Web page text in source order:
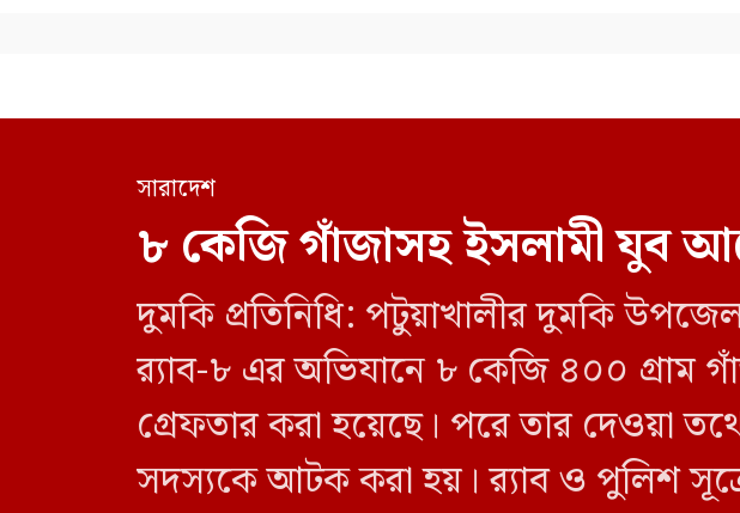
সারাদেশ
৮ কেজি গাঁজাসহ ইসলামী যুব
দুমকি প্রতিনিধি: পটুয়াখালীর দুমকি
র‍্যাব-৮ এর অভিযানে ৮ কেজি ৪০০ গ্রাম
গ্রেফতার করা হয়েছে। পরে তার দেওয়া
সদস্যকে আটক করা হয়। র‍্যাব ও পুলিশ